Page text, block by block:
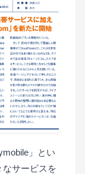
」とい
なサービスを